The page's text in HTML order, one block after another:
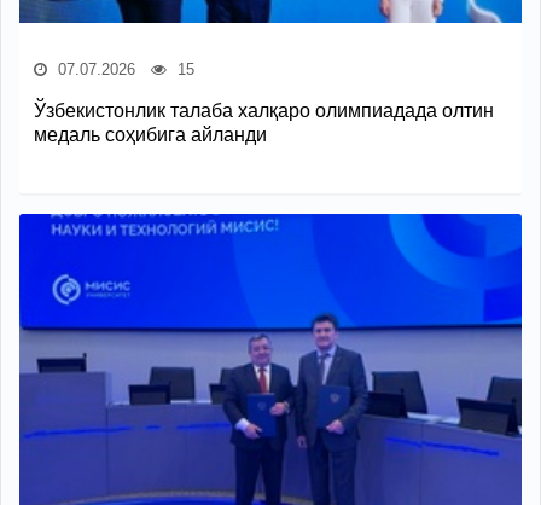
07.07.2026 15
Ўзбекистонлик талаба халқаро олимпиадада олтин
медаль соҳибига айланди